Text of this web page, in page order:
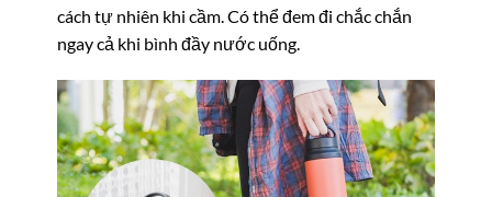
cách tự nhiên khi cầm. Có thể đem đi chắc chắn
ngay cả khi bình đầy nước uống.